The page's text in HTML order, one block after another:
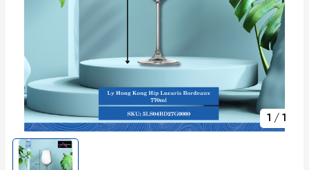
1 / 1